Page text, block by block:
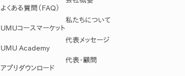
よくある質問（FAQ）
UMUコースマーケット
UMU Academy
アプリダウンロード
私たちについて
代表メッセージ
代表・顧問